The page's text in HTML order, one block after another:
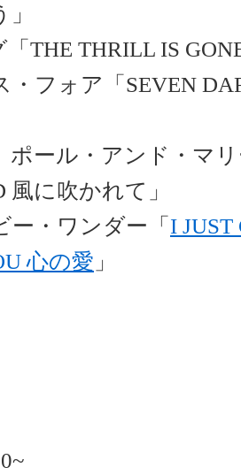
THE THRILL IS
・フォア「SEVEN
ポール・アンド・マ
風に吹かれて」
ー・ワンダー「 I
心の愛 」